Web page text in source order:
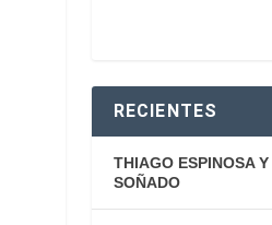
RECIENTES
THIAGO ESPINOSA
SOÑADO